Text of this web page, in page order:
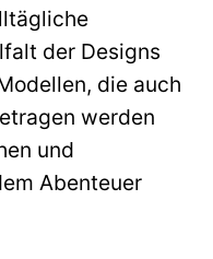
der Designs
die auch
werden
und
Abenteuer